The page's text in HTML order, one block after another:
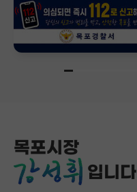
목포시장
강성휘
입니다.